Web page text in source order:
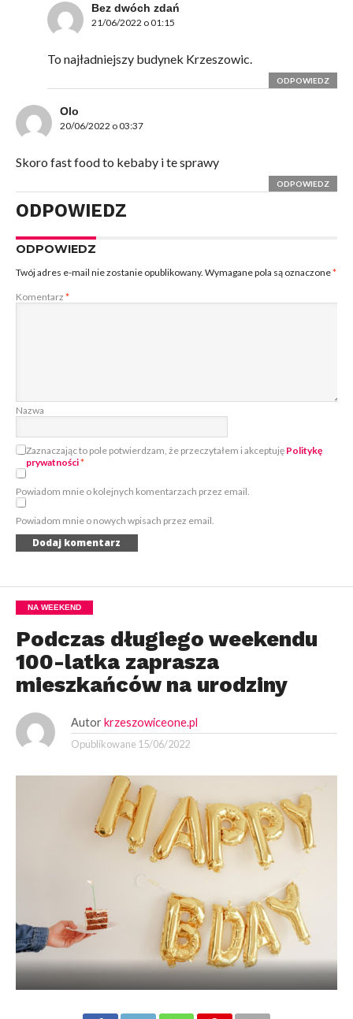
Bez dwóch zdań
21/06/2022 o 01:15
To najładniejszy budynek Krzeszowic.
ODPOWIEDZ
Olo
20/06/2022 o 03:37
Skoro fast food to kebaby i te sprawy
ODPOWIEDZ
ODPOWIEDZ
ODPOWIEDZ
Twój adres e-mail nie zostanie opublikowany. Wymagane pola są oznaczone*
Komentarz *
Nazwa
Zaznaczając to pole potwierdzam, że przeczytałem i akceptuję Politykę
prywatności*
Powiadom mnie o kolejnych komentarzach przez email.
Powiadom mnie o nowych wpisach przez email.
NA WEEKEND
Podczas długiego weekendu
100-latka zaprasza
mieszkańców na urodziny
Autor krzeszowiceone.pl
Opublikowane 15/06/2022